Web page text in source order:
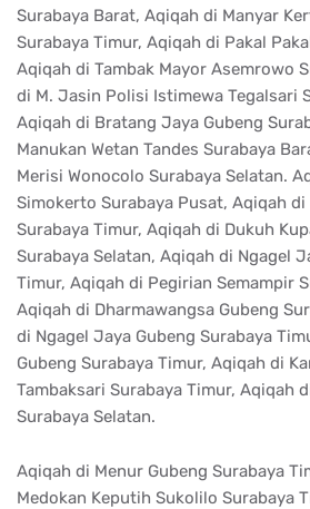
Surabaya Barat, Aqiqah di Manyar
Surabaya Timur, Aqiqah di Pakal
Aqiqah di Tambak Mayor Asemrowo
di M. Jasin Polisi Istimewa Tegalsari
Aqiqah di Bratang Jaya Gubeng
Manukan Wetan Tandes Surabaya
Merisi Wonocolo Surabaya Selatan.
Simokerto Surabaya Pusat, Aqiqah
Surabaya Timur, Aqiqah di Dukuh
Surabaya Selatan, Aqiqah di Ngagel
Timur, Aqiqah di Pegirian Semampir
Aqiqah di Dharmawangsa Gubeng
di Ngagel Jaya Gubeng Surabaya
Gubeng Surabaya Timur, Aqiqah di
Tambaksari Surabaya Timur, Aqiqah
Surabaya Selatan.
Aqiqah di Menur Gubeng Surabaya
Medokan Keputih Sukolilo Surabaya